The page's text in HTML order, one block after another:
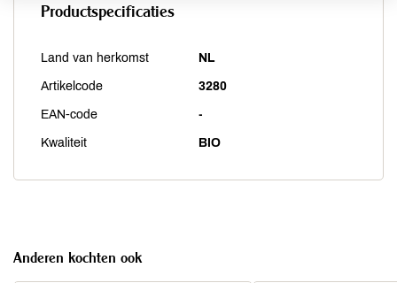
Productspecificaties
Land van herkomst NL
Artikelcode 3280
EAN-code -
Kwaliteit BIO
Anderen kochten ook